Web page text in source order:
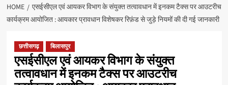
HOME
एसईसीएल एवं आयकर विभाग के संयुक्त तत्वावधान में इनकम टैक्स पर आउटरीच
कार्यक्रम आयोजित : आयकार प्रावधान विशेषकर रिफ़ंड से जुड़े नियमों की दी गई जानकारी
छत्तीसगढ़ बिलासपुर
एसईसीएल एवं आयकर विभाग के संयुक्त
तत्वावधान में इनकम टैक्स पर आउटरीच